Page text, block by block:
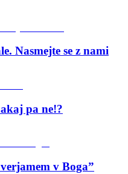
Nasmejte se z nami
pa ne!?
v Boga”